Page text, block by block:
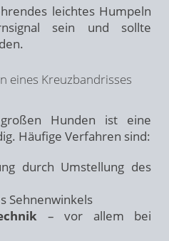
leichtes Humpeln
sein und sollte
eines Kreuzbandrisses
Hunden ist eine
Häufige Verfahren sind:
durch Umstellung des
Sehnenwinkels
– vor allem bei